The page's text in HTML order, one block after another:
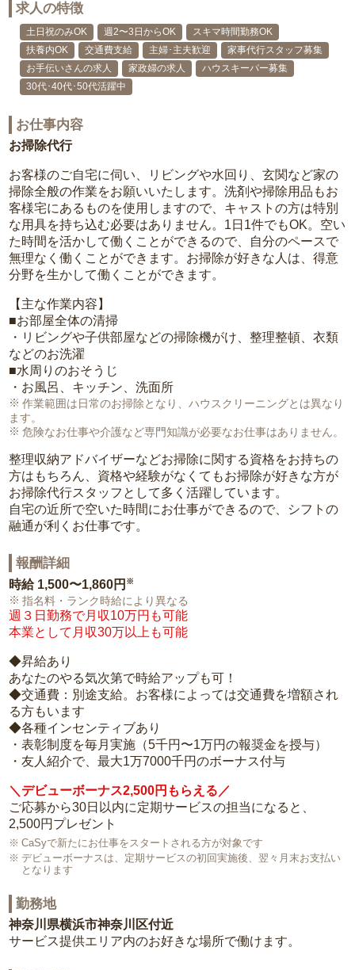
求人の特徴
土日祝のみOK 週2〜3日からOK
スキマ時間勤務OK
扶養内OK
交通費支給 主婦･主夫歓迎
家事代行スタッフ募集
お手伝いさんの求人
家政婦の求人
ハウスキーパー募集
30代･40代･50代活躍中
お仕事内容
お掃除代行
お客様のご自宅に伺い、リビングや水回り、玄関など家の
掃除全般の作業をお願いいたします。洗剤や掃除用品もお
客様宅にあるものを使用しますので、キャストの方は特別
な用具を持ち込む必要はありません。1日1件でもOK。空い
た時間を活かして働くことができるので、自分のペースで
無理なく働くことができます。お掃除が好きな人は、得意
分野を生かして働くことができます。
【主な作業内容】
■お部屋全体の清掃
・リビングや子供部屋などの掃除機がけ、整理整頓、衣類
などのお洗濯
■水周りのおそうじ
・お風呂、キッチン、洗面所
作業範囲は日常のお掃除となり、ハウスクリーニングとは異なり
ます。
危険なお仕事や介護など専門知識が必要なお仕事はありません。
整理収納アドバイザーなどお掃除に関する資格をお持ちの
方はもちろん、資格や経験がなくてもお掃除が好きな方が
お掃除代行スタッフとして多く活躍しています。
自宅の近所で空いた時間にお仕事ができるので、シフトの
融通が利くお仕事です。
報酬詳細
時給 1,500〜1,860円 ※
指名料・ランク時給により異なる
週３日勤務で月収10万円も可能
本業として月収30万以上も可能
◆昇給あり
あなたのやる気次第で時給アップも可！
◆交通費：別途支給。お客様によっては交通費を増額され
る方もいます
◆各種インセンティブあり
・表彰制度を毎月実施（5千円〜1万円の報奨金を授与）
・友人紹介で、最大1万7000千円のボーナス付与
＼デビューボーナス2,500円もらえる／
ご応募から30日以内に定期サービスの担当になると、
2,500円プレゼント
CaSyで新たにお仕事をスタートされる方が対象です
デビューボーナスは、定期サービスの初回実施後、翌々月末お支払い
となります
勤務地
神奈川県横浜市神奈川区付近
サービス提供エリア内のお好きな場所で働けます。